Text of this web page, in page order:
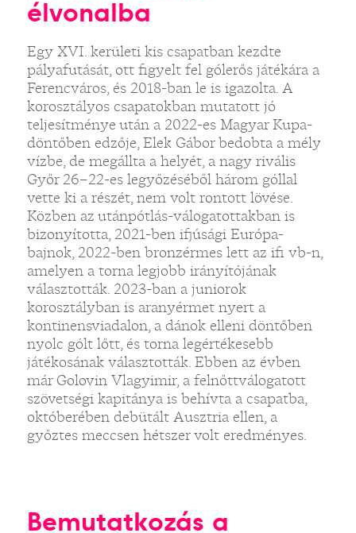
élvonalba
Egy XVI. kerületi kis csapatban kezdte
pályafutását, ott figyelt fel gólerős játékára a
Ferencváros, és 2018-ban le is igazolta. A
korosztályos csapatokban mutatott jó
teljesítménye után a 2022-es Magyar Kupa-
döntőben edzője, Elek Gábor bedobta a mély
vízbe, de megállta a helyét, a nagy rivális
Győr 26–22-es legyőzéséből három góllal
vette ki a részét, nem volt rontott lövése.
Közben az utánpótlás-válogatottakban is
bizonyította, 2021-ben ifjúsági Európa-
bajnok, 2022-ben bronzérmes lett az ifi vb-n,
amelyen a torna legjobb irányítójának
választották. 2023-ban a juniorok
korosztályban is aranyérmet nyert a
kontinensviadalon, a dánok elleni döntőben
nyolc gólt lőtt, és torna legértékesebb
játékosának választották. Ebben az évben
már Golovin Vlagyimir, a felnőttválogatott
szövetségi kapitánya is behívta a csapatba,
októberében debütált Ausztria ellen, a
győztes meccsen hétszer volt eredményes.
Bemutatkozás a